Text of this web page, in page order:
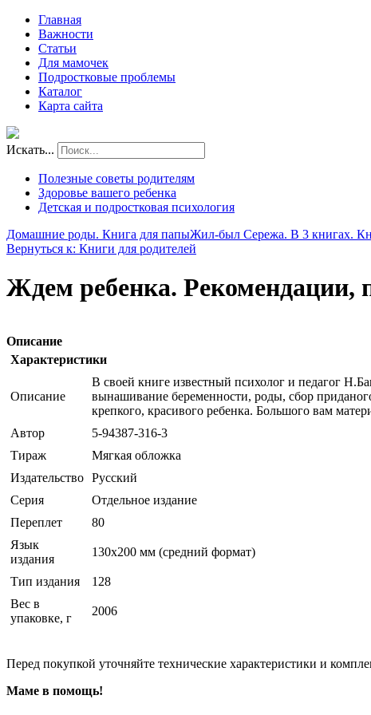
Главная
Важности
Статьи
Для мамочек
Подростковые проблемы
Каталог
Карта сайта
Искать...
Полезные советы родителям
Здоровье вашего ребенка
Детская и подростковая психология
Домашние роды. Книга для папыЖил-был Сережа. В 3 книгах.
Вернуться к: Книги для родителей
Ждем ребенка. Рекомендации,
Описание
Характеристики
Описание
В своей книге известный психолог и педагог
вынашивание беременности, роды, сбор
крепкого, красивого ребенка. Большого вам
Автор
5-94387-316-3
Тираж
Мягкая обложка
Издательство Русский
Серия
Отдельное издание
Переплет
80
Язык
издания
130х200 мм (средний формат)
Тип издания
128
Вес в
упаковке, г
2006
Перед покупкой уточняйте технические характеристики и
Маме в помощь!